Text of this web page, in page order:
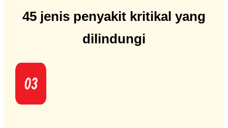
45 jenis penyakit kritikal yang
dilindungi